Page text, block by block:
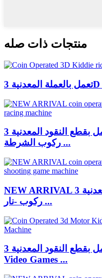
منتجات ذات صله
وصول جديدة تعمل بقطع النقود المعدنية 3D كيدي
ركوب الشرطة ...
NEW ARRIVAL تعمل بقطع النقود المعدنية 3D كيدي
ركوب -نار ...
تعمل بقطع النقود المعدنية 3D Motor Kiddie Ride
Video Games ...